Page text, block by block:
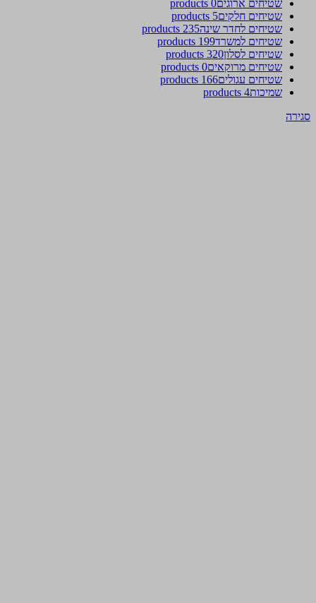
שטיחים ארוגים0 products
שטיחים חלקים5 products
שטיחים לחדר שינה235 products
שטיחים למשרד199 products
שטיחים לסלון320 products
שטיחים מרוקאים0 products
שטיחים עגולים166 products
שמיכות4 products
סגירה